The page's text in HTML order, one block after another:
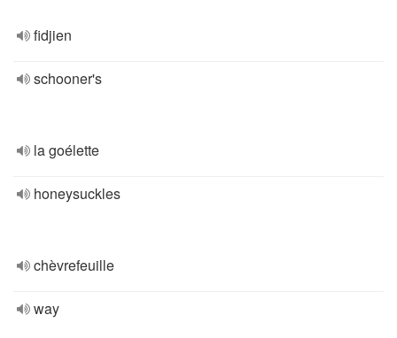
fidjien
schooner's
la goélette
honeysuckles
chèvrefeuille
way